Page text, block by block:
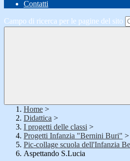
Contatti
Campo di ricerca per le pagine del sito
Home >
Didattica >
I progetti delle classi >
Progetti Infanzia "Bernini Buri" >
Pic-collage scuola dell'Infanzia
Aspettando S.Lucia